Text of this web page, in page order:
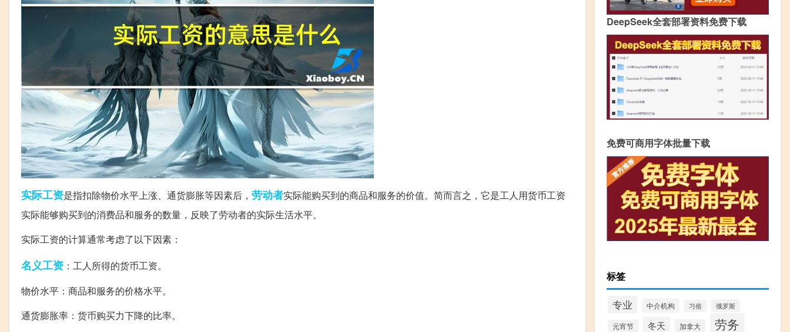
实际工资是指扣除物价水平上涨、通货膨胀等因素后， 劳动者实际能购买到的商品和服务的价值。简而言之，它是工人用货币工资
实际能够购买到的消费品和服务的数量，反映了劳动者的实际生活水平。
实际工资的计算通常考虑了以下因素：
名义工资 ：工人所得的货币工资。
物价水平：商品和服务的价格水平。
通货膨胀率：货币购买力下降的比率。
DeepSeek全套部署资料免费下载
免费可商用字体批量下载
标签
专业 中介机构 习俗 俄罗斯
元宵节 冬天 加拿大 劳务